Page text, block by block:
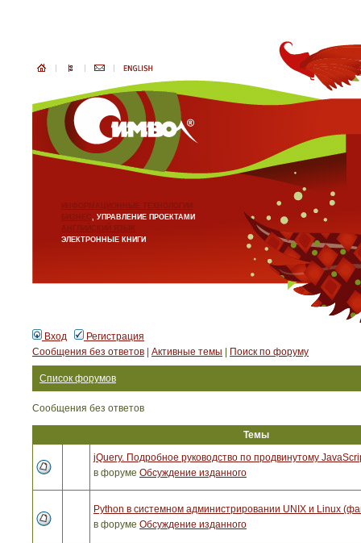
ИНФОРМАЦИОННЫЕ ТЕХНОЛОГИИ
БИЗНЕС, УПРАВЛЕНИЕ ПРОЕКТАМИ
АНГЛИЙСКИЙ ЯЗЫК
ЭЛЕКТРОННЫЕ КНИГИ
Вход
Регистрация
Сообщения без ответов
Активные темы Поиск по форуму
Список форумов
Сообщения без ответов
Темы
jQuery. Подробное руководство по продвинутому
в форуме Обсуждение изданного
Python в системном администрировании UNIX и Linux
в форуме Обсуждение изданного